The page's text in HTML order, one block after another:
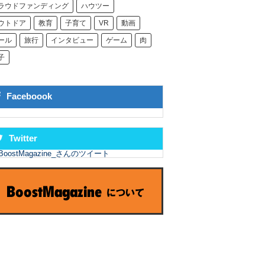
ウドファンディング ハウツー
トドア 教育 子育て VR 動画
ル 旅行 インタビュー ゲーム 肉
Faceboook
Twitter
さんのツイート